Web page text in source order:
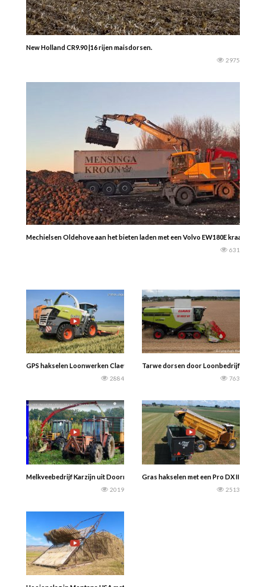
New Holland CR9.90 |16 rijen maisdorsen.
2975
Mechielsen Oldehove aan het bieten laden met een Volvo EW180E kraan.
631
GPS hakselen Loonwerken Claeys Willem met de Claas Jaguar 960 en twee
2884
Tarwe dorsen door Loonbedrijf De Regt
763
Melkveebedrijf Karzijn uit Doornspijk. Mais 2020. Renault 103.14 met een PZ
2019
Gras hakselen met een Pro DX II –
2513